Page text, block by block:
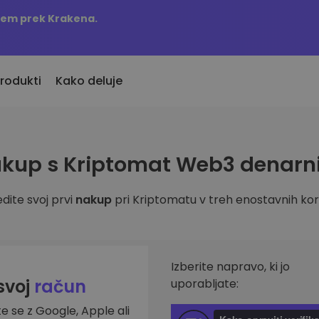
prek Krakena.
dodani
dodane kriptovalute
bi kupil 100 EUR…
KriptoEarn
Zaslužite nagrade s svojim
Trezor
Redno načrtovane naložbe (DCA)
Opozorila o
Ažurne
Raziščite
Pametni
učinkovitost
Kako deluje
s Kriptomat Web3
svoj prvi nakuppri Kriptomatu v treh enostavnih
račun
se z Google, Apple ali
Izberite napravo, ki jo
uporabljate: